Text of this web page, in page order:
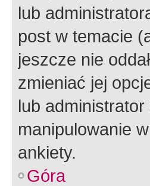
lub
post w temacie
jeszcze nie
zmieniać jej
lub
manipulowanie
ankiety.
Góra